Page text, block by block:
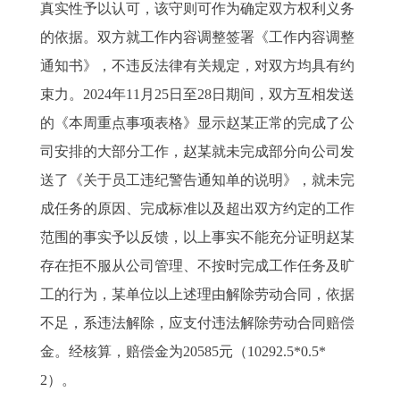
真实性予以认可，该守则可作为确定双方权利义务
的依据。双方就工作内容调整签署《工作内容调整
通知书》，不违反法律有关规定，对双方均具有约
束力。2024年11月25日至28日期间，双方互相发送
的《本周重点事项表格》显示赵某正常的完成了公
司安排的大部分工作，赵某就未完成部分向公司发
送了《关于员工违纪警告通知单的说明》，就未完
成任务的原因、完成标准以及超出双方约定的工作
范围的事实予以反馈，以上事实不能充分证明赵某
存在拒不服从公司管理、不按时完成工作任务及旷
工的行为，某单位以上述理由解除劳动合同，依据
不足，系违法解除，应支付违法解除劳动合同赔偿
金。经核算，赔偿金为20585元（10292.5*0.5*
2）。